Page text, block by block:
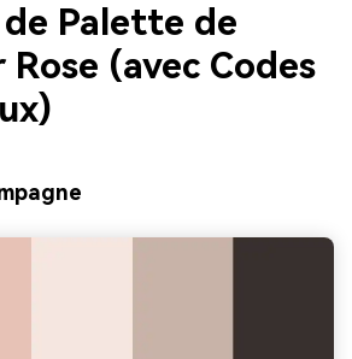
Palette de
(avec Codes